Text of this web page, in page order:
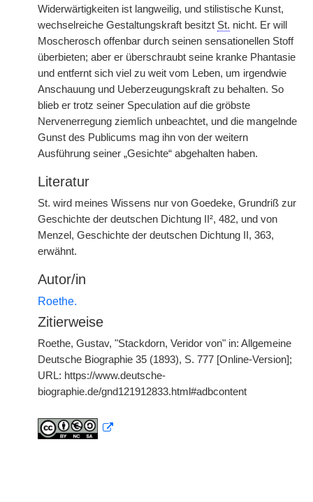
Widerwärtigkeiten ist langweilig, und stilistische Kunst,
wechselreiche Gestaltungskraft besitzt St. nicht. Er will
Moscherosch offenbar durch seinen sensationellen Stoff
überbieten; aber er überschraubt seine kranke Phantasie
und entfernt sich viel zu weit vom Leben, um irgendwie
Anschauung und Ueberzeugungskraft zu behalten. So
blieb er trotz seiner Speculation auf die gröbste
Nervenerregung ziemlich unbeachtet, und die mangelnde
Gunst des Publicums mag ihn von der weitern
Ausführung seiner „Gesichte“ abgehalten haben.
Literatur
St. wird meines Wissens nur von Goedeke, Grundriß zur
Geschichte der deutschen Dichtung II², 482, und von
Menzel, Geschichte der deutschen Dichtung II, 363,
erwähnt.
Autor/in
Roethe.
Zitierweise
Roethe, Gustav, "Stackdorn, Veridor von" in: Allgemeine
Deutsche Biographie 35 (1893), S. 777 [Online-Version];
URL: https://www.deutsche-
biographie.de/gnd121912833.html#adbcontent